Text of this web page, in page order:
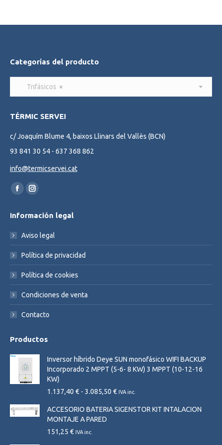
Categorías del producto
×
Trifásicos
TÉRMIC SERVEI
c/ Joaquím Blume 4, baixos Llinars del Vallès (BCN)
93 841 30 54 - 637 368 862
info@termicservei.cat
Find us on:
Facebook
opens
in
new
window
Instagram
opens
in
new
window
Información legal
Aviso legal
Política de privacidad
Política de cookies
Condiciones de venta
Contacto
Productos
Inversor híbrido Deye SUN monofásico WIFI BACKUP
Incorporado 2 MPPT (5-6- 8 KW) 3 MPPT (10-12-16
KW)
1.137,40 € - 3.085,50 €Rango
precios:
IVA inc.
ACCESORIO BATERIA SIGENSTOR KIT INTALACION
MONTAJE A PARED
151,25 € IVA inc.